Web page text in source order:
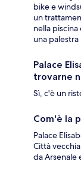
bike e
un
nella
una
Palace
trovarne
Sì, c'è un
Com'è la
Palace
Città
da Arsenale